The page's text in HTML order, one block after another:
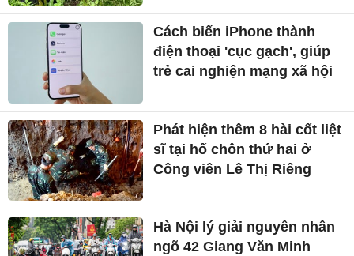
Cách biến iPhone thành
điện thoại 'cục gạch', giúp
trẻ cai nghiện mạng xã hội
Phát hiện thêm 8 hài cốt liệt
sĩ tại hố chôn thứ hai ở
Công viên Lê Thị Riêng
Hà Nội lý giải nguyên nhân
ngõ 42 Giang Văn Minh